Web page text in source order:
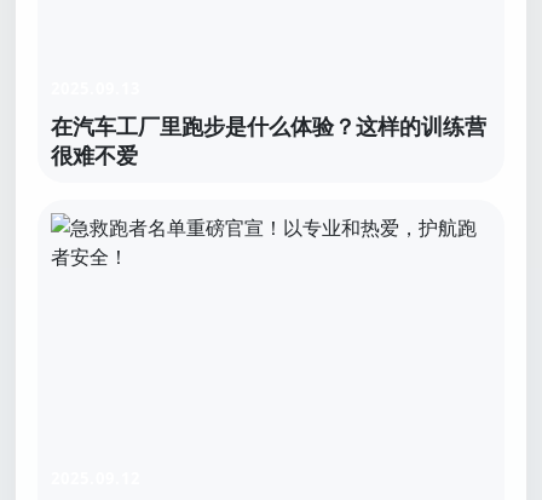
在汽车工厂里跑步是什么体验？这样的训练营
很难不爱